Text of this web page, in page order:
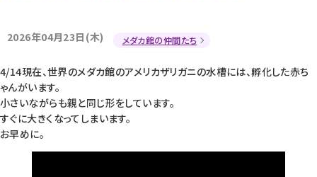
2026年04月23日(木) メダカ館の仲間たち
4/14現在、世界のメダカ館のアメリカザリガニの水槽には、孵化した赤ち
ゃんがいます。
小さいながらも親と同じ形をしています。
すぐに大きくなってしまいます。
お早めに。